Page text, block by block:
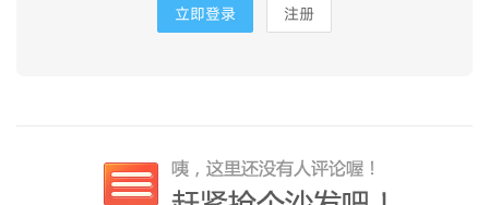
立即登录 注册